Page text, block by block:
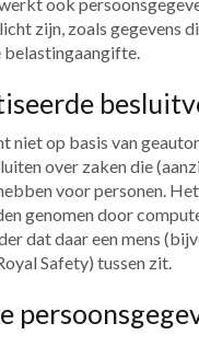
zijn, zoals gegevens
belastingaangifte.
niet op basis van
over zaken die
voor personen.
genomen door
dat daar een mens
Safety) tussen zit.